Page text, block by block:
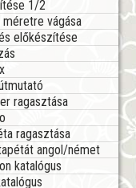
1/2
vágása
előkészítése
ragasztása
ragasztása
angol/német
katalógus